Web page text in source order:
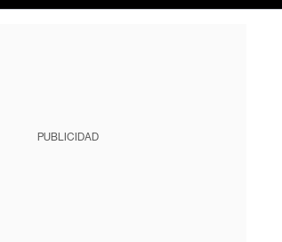
PUBLICIDAD